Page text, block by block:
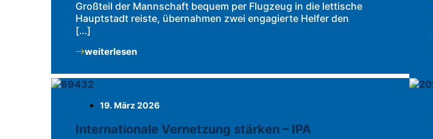
Großteil der Mannschaft bequem per Flugzeug in die lettische
Hauptstadt reiste, übernahmen zwei engagierte Helfer den
[…]
weiterlesen
19. März 2026
Internationale Vernetzung stärken – IPA